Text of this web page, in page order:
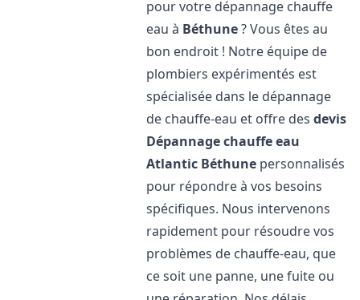
pour votre dépannage chauffe
eau à Béthune? Vous êtes au
bon endroit ! Notre équipe de
plombiers expérimentés est
spécialisée dans le dépannage
de chauffe-eau et offre desdevis
Dépannage chauffe eau
Atlantic Béthune personnalisés
pour répondre à vos besoins
spécifiques. Nous intervenons
rapidement pour résoudre vos
problèmes de chauffe-eau, que
ce soit une panne, une fuite ou